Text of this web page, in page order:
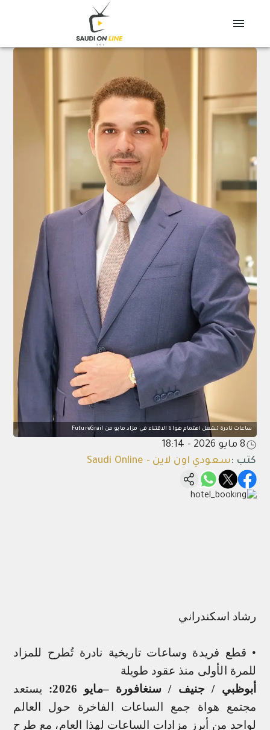
ساعات نادرة تشعل اهتمام هواة الاقتناء في مزاد مايو من FutureGrail
8 مايو 2026 - 18:14
كتب :سعودي اون لاين - Saudi Online
رشاد اسكندراني
• قطع فريدة وساعات تاريخية نادرة تُطرح للمزاد
للمرة الأولى منذ عقود طويلة
أبوظبي / جنيف / سنغافورة –مايو 2026:
يستعد
مجتمع هواة جمع الساعات الفاخرة حول العالم
لواحد من أبرز مزادات الساعات لهذا العام، مع طرح